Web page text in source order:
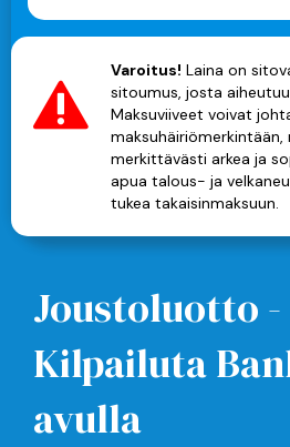
Joustoluotto -
Kilpailuta
avulla
Varoitus! Laina on
sitoumus, josta
Maksuviiveet voivat
maksuhäiriömerkintään,
merkittävästi arkea ja
apua talous- ja
tukea takaisinmaksuun.